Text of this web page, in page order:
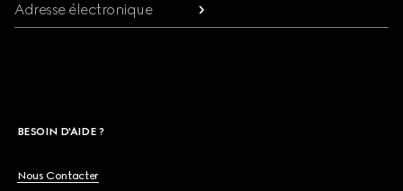
Adresse électronique
BESOIN D'AIDE ?
Nous Contacter